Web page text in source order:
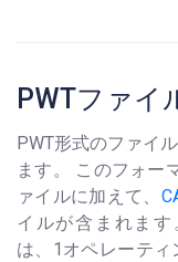
PWTファイ
PWT形式のファイ
ます。 このフォー
ァイルに加えて、
イルが含まれます
は、1オペレーテ